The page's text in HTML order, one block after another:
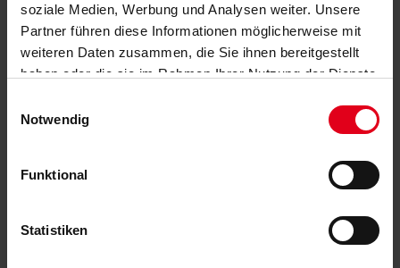
soziale Medien, Werbung und Analysen weiter. Unsere
Partner führen diese Informationen möglicherweise mit
weiteren Daten zusammen, die Sie ihnen bereitgestellt
haben oder die sie im Rahmen Ihrer Nutzung der Dienste
Notwendig
Funktional
Statistiken